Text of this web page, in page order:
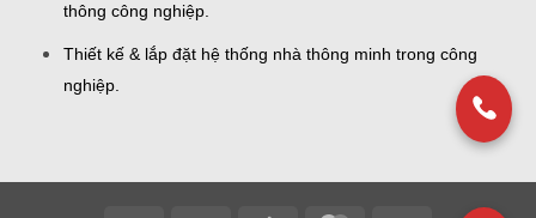
thông công nghiệp.
Thiết kế & lắp đặt hệ thống nhà thông minh trong công
nghiệp.